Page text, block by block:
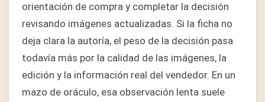
orientación de compra y completar la decisión
revisando imágenes actualizadas. Si la ficha no
deja clara la autoría, el peso de la decisión pasa
todavía más por la calidad de las imágenes, la
edición y la información real del vendedor. En un
mazo de oráculo, esa observación lenta suele